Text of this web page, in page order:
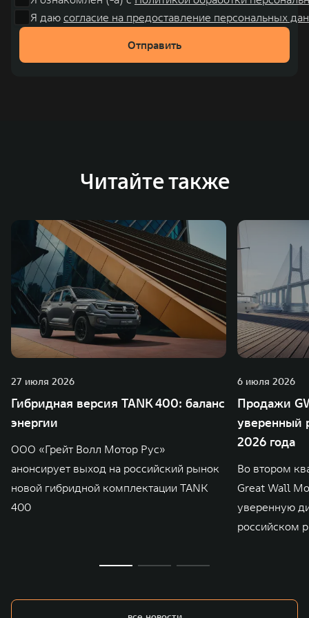
Я даю согласие на предоставление персональных
Отправить
Читайте также
27 июля 2026
Гибридная версия TANK 400: баланс
энергии
ООО «Грейт Волл Мотор Рус»
анонсирует выход на российский рынок
новой гибридной комплектации TANK
400
6 июля 2026
Продажи
уверенный
2026 года
Во втором
Great Wall
уверенную
российском